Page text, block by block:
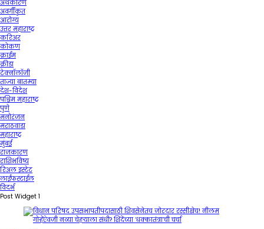
अर्थकारण
अवर्गीकृत
आरोग्य
उत्तर महाराष्ट्र
करिअर
कोकण
क्राईम
क्रीडा
टेक्नॉलॉजी
ताज्या बातम्या
देश-विदेश
पश्चिम महाराष्ट्र
पुणे
मनोरंजन
मराठवाडा
महाराष्ट्र
मुंबई
राजकारण
राशिभविष्य
रिअल इस्टेट
लाईफस्टाईल
विदर्भ
Post Widget 1